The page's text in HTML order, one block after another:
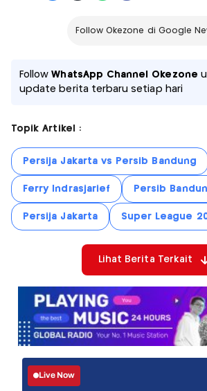
Follow Okezone di Google
FollowWhatsApp Channel Okezone
update berita terbaru setiap hari
Topik Artikel :
Persija Jakarta vs Persib Bandung
Ferry Indrasjarief Persib
Persija Jakarta Super League
Lihat Berita Terkait
Live Now